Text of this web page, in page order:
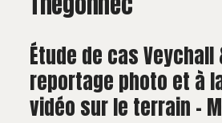
Étude de cas Veychall
reportage photo et à
vidéo sur le terrain –